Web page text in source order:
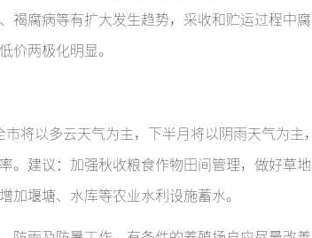
褐腐病等有扩大发生趋势，采收和贮运过程中腐
价两极化明显。
将以多云天气为主，下半月将以阴雨天气为主，
。建议：加强秋收粮食作物田间管理，做好草地
加堰塘、水库等农业水利设施蓄水。